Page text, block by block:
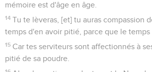
mémoire est d'âge en âge.
14 Tu te lèveras, [et] tu auras compassion
temps d'en avoir pitié, parce que le temps
15 Car tes serviteurs sont affectionnés à
pitié de sa poudre.